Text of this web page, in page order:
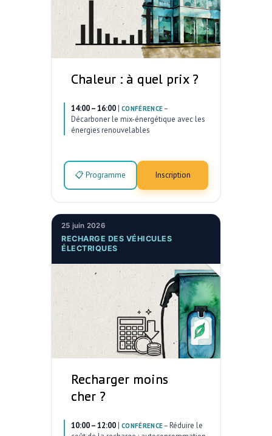
Chaleur : à quel prix ?
14:00 – 16:00 | CONFÉRENCE –
Décarboner le mix-énergétique avec les
énergies renouvelables
📋 Programme Inscription
25 juin 2026
RECHARGE DES VÉHICULES
ÉLECTRIQUES
Recharger moins
cher ?
10:00 – 12:00 | CONFÉRENCE – Réduire le